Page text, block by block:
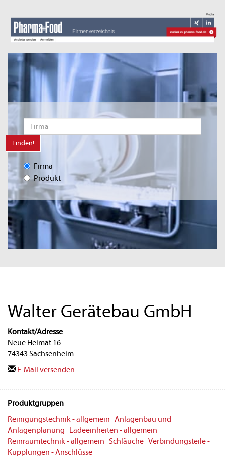
Finden!
Firma
Produkt
Walter Gerätebau GmbH
Kontakt/Adresse
Neue Heimat 16
74343 Sachsenheim
E-Mail versenden
Produktgruppen
Reinigungstechnik - allgemein ·Anlagenbau und
Anlagenplanung · Ladeeinheiten - allgemein ·
Reinraumtechnik - allgemein · Schläuche·Verbindungsteile -
Kupplungen - Anschlüsse